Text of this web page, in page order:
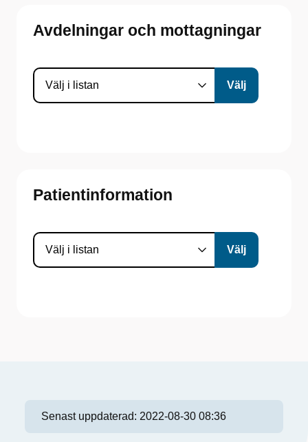
Avdelningar och mottagningar
Patientinformation
Senast uppdaterad: 2022-08-30 08:36